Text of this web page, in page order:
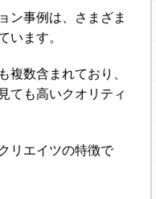
ン事例は、さまざま
います。
複数含まれており、
ても高いクオリティ
リエイツの特徴で